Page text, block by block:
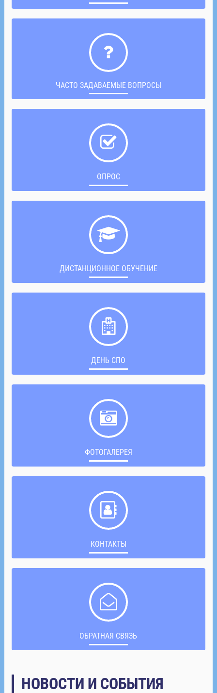
ЧАСТО ЗАДАВАЕМЫЕ ВОПРОСЫ
ОПРОС
ДИСТАНЦИОННОЕ ОБУЧЕНИЕ
ДЕНЬ СПО
ФОТОГАЛЕРЕЯ
КОНТАКТЫ
ОБРАТНАЯ СВЯЗЬ
НОВОСТИ И СОБЫТИЯ